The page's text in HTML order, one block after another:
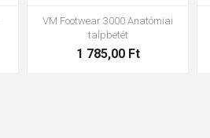
VM Footwear 3600 Impregnáló
vízzáró
4 063,00 Ft